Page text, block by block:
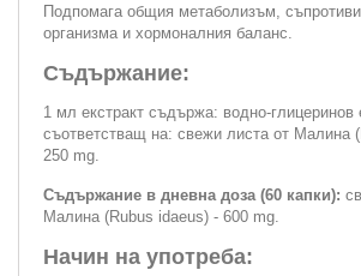
Подпомага общия метаболизъм,
организма и хормоналния баланс.
Съдържание:
1 мл екстракт съдържа: водно-глицеринов
съответстващ на: свежи листа от Малина
250 mg.
Съдържание в дневна доза (60 капки):
Малина (Rubus idaeus) - 600 mg.
Начин на употреба: